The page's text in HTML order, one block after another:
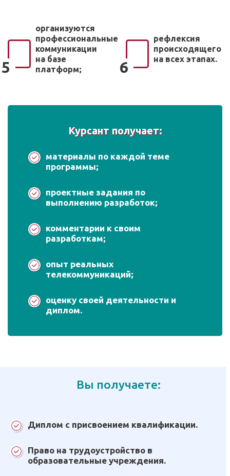
5
организуются
профессиональные
коммуникации
на базе
платформ;
6
рефлексия
происходящего
на всех этапах.
Курсант получает:
материалы по каждой теме
программы;
проектные задания по
выполнению разработок;
комментарии к своим
разработкам;
опыт реальных
телекоммуникаций;
оценку своей деятельности и
диплом.
Вы получаете:
Диплом с присвоением квалификации.
Право на трудоустройство в
образовательные учреждения.